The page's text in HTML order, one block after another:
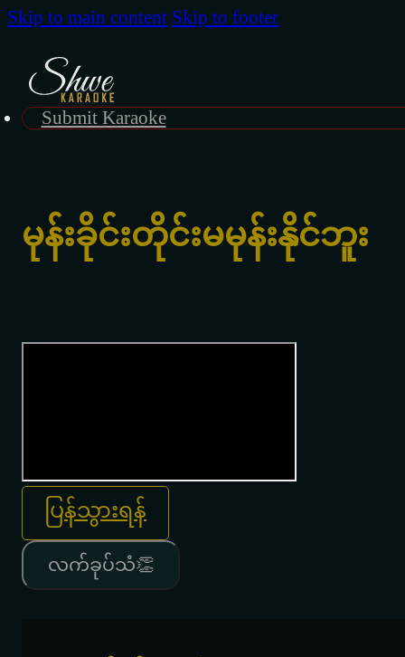
Skip to main content Skip to footer
Submit Karaoke
မုန်းခိုင်းတိုင်းမမုန်းနိုင်ဘူး
ပြန်သွားရန်
လက်ခုပ်သံ👏